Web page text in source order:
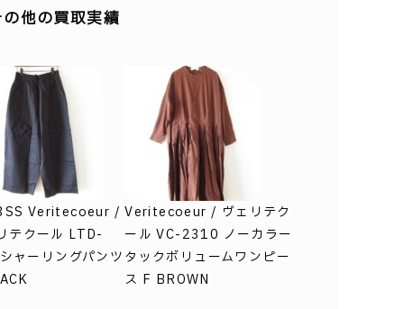
他の買取実績
Veritecoeur /
テクール LTD-
ャーリングパンツ
Veritecoeur / ヴェリテク
ール VC-2310 ノーカラー
タックボリュームワンピー
ス F BROWN